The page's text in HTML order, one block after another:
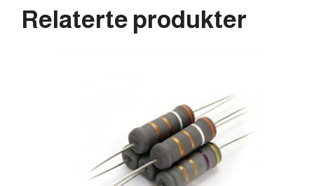
Relaterte produkter